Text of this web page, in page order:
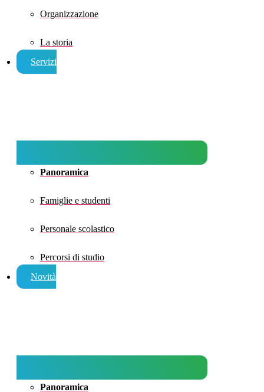
Organizzazione
La storia
Servizi
Panoramica
Famiglie e studenti
Personale scolastico
Percorsi di studio
Novità
Panoramica